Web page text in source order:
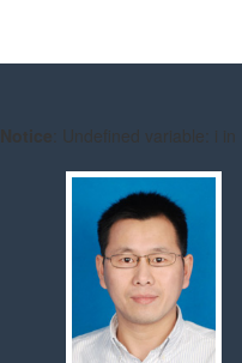
Notice : Undefined variable: i in